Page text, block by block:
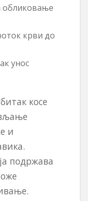
обликовање
крви до
унос
косе
и
подржава